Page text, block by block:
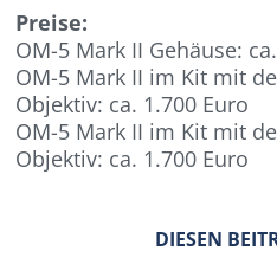
Preise:
OM-5 Mark II Gehäuse:
OM-5 Mark II im Kit mit
Objektiv: ca. 1.700 Euro
OM-5 Mark II im Kit mit
Objektiv: ca. 1.700 Euro
DIESEN